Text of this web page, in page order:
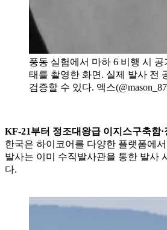
풍동 실험에서 마하 6 비행 시
태를 촬영한 화면. 실제 발사 전
검증할 수 있다. 엑스
KF-21부터 정조대왕급 이지스구축함
한국은 하이코어를 다양한 플랫폼에
발사는 이미 수직발사관을 통한 발사
다.